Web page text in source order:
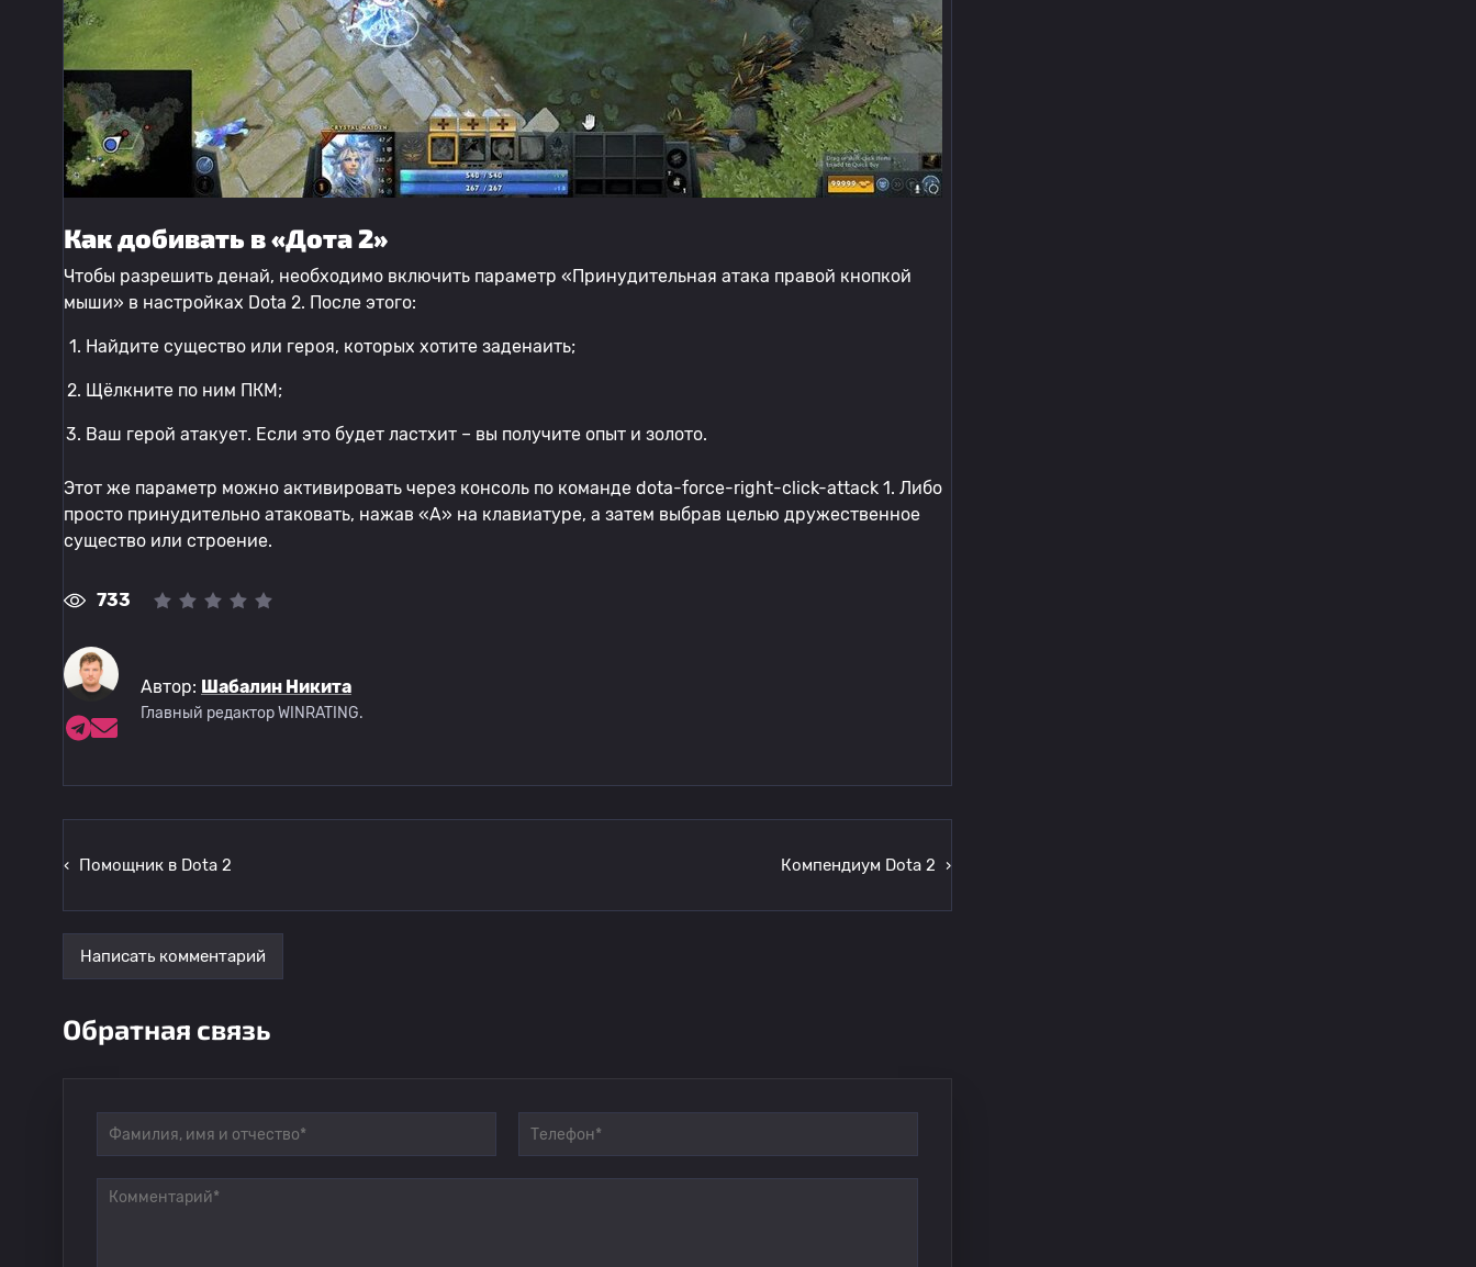
Как добивать в «Дота 2»
Чтобы разрешить денай, необходимо включить параметр «Принудительная атака правой кнопкой
мыши» в настройках Dota 2. После этого:
Найдите существо или героя, которых хотите заденаить;
Щёлкните по ним ПКМ;
Ваш герой атакует. Если это будет ластхит – вы получите опыт и золото.
Этот же параметр можно активировать через консоль по команде dota-force-right-click-attack 1. Либо
просто принудительно атаковать, нажав «А» на клавиатуре, а затем выбрав целью дружественное
существо или строение.
733
Автор: Шабалин Никита
Главный редактор WINRATING.
‹ Помощник в Dota 2 Компендиум Dota 2 ›
Написать комментарий
Обратная связь